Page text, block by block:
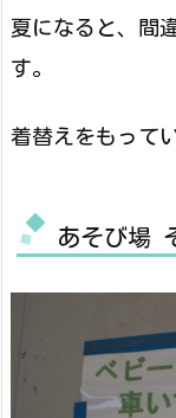
夏になると、間
す。
着替えをもって
あそび場